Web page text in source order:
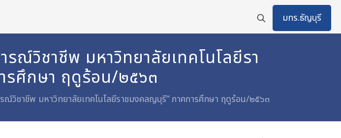
มทร.ธัญบุรี
ณ์วิชาชีพ มหาวิทยาลัยเทคโนโลยีรา
ศึกษา ฤดูร้อน/๒๕๖๓
ณ์วิชาชีพ มหาวิทยาลัยเทคโนโลยีราชมงคลญบุรี” ภาคการศึกษา ฤดูร้อน/๒๕๖๓